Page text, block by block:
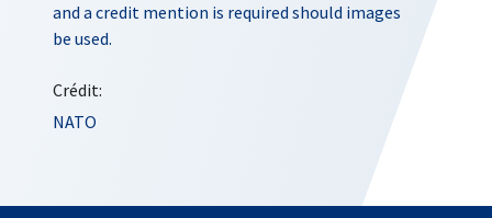
and a credit mention is required should images
be used.
Crédit:
NATO